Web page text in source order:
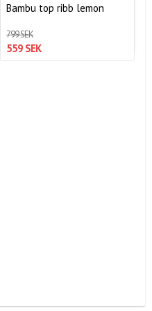
Bambu top ribb lemon
799 SEK
559 SEK